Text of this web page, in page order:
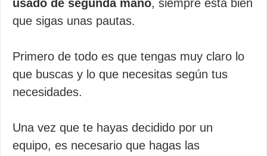
usado de segunda mano, siempre está bien
que sigas unas pautas.
Primero de todo es que tengas muy claro lo
que buscas y lo que necesitas según tus
necesidades.
Una vez que te hayas decidido por un
equipo, es necesario que hagas las